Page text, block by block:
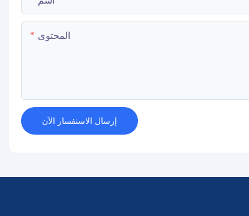
المحتوى
إرسال الاستفسار الآن